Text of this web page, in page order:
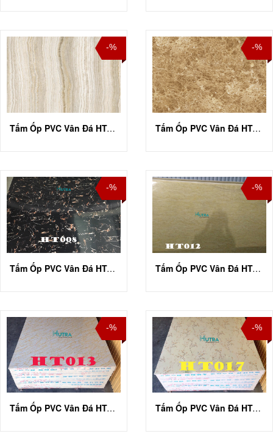
-%
Tấm Ốp PVC Vân Đá HT-A031
-%
Tấm Ốp PVC Vân Đá HT-A033
-%
Tấm Ốp PVC Vân Đá HT-A001
-%
Tấm Ốp PVC Vân Đá HT-A012
-%
Tấm Ốp PVC Vân Đá HT-A013
-%
Tấm Ốp PVC Vân Đá HT-A017